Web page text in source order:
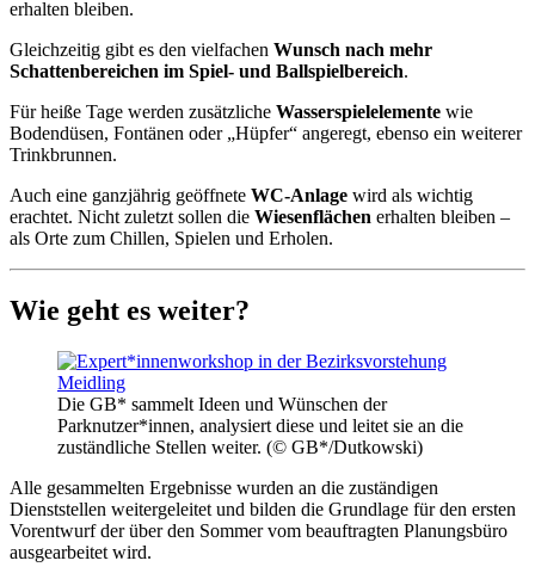
erhalten bleiben.
Gleichzeitig gibt es den vielfachen Wunsch nach mehr
Schattenbereichen im Spiel- und Ballspielbereich.
Für heiße Tage werden zusätzliche Wasserspielelemente wie
Bodendüsen, Fontänen oder „Hüpfer“ angeregt, ebenso ein weiterer
Trinkbrunnen.
Auch eine ganzjährig geöffnete WC-Anlage wird als wichtig
erachtet. Nicht zuletzt sollen die Wiesenflächen erhalten bleiben –
als Orte zum Chillen, Spielen und Erholen.
Wie geht es weiter?
Die GB* sammelt Ideen und Wünschen der
Parknutzer*innen, analysiert diese und leitet sie an die
zuständliche Stellen weiter. (© GB*/Dutkowski)
Alle gesammelten Ergebnisse wurden an die zuständigen
Dienststellen weitergeleitet und bilden die Grundlage für den ersten
Vorentwurf der über den Sommer vom beauftragten Planungsbüro
ausgearbeitet wird.